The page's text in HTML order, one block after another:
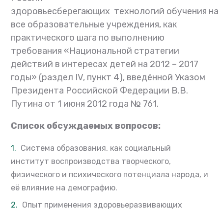
здоровьесберегающих технологий обучения
все образовательные учреждения, как
практического шага по выполнению
требования «Национальной стратегии
действий в интересах детей на 2012 – 2017
годы» (раздел IV, пункт 4), введённой Указом
Президента Российской Федерации В.В.
Путина от 1 июня 2012 года № 761.
Список обсуждаемых вопросов:
Система образования, как социальный
институт воспроизводства творческого,
физического и психического потенциала народа, и
её влияние на демографию.
Опыт применения здоровьеразвивающих